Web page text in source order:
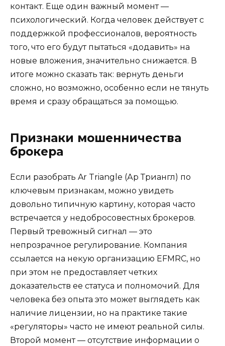
контакт. Еще один важный момент —
психологический. Когда человек действует с
поддержкой профессионалов, вероятность
того, что его будут пытаться «додавить» на
новые вложения, значительно снижается. В
итоге можно сказать так: вернуть деньги
сложно, но возможно, особенно если не тянуть
время и сразу обращаться за помощью.
Признаки мошенничества
брокера
Если разобрать Ar Triangle (Ар Триангл) по
ключевым признакам, можно увидеть
довольно типичную картину, которая часто
встречается у недобросовестных брокеров.
Первый тревожный сигнал — это
непрозрачное регулирование. Компания
ссылается на некую организацию EFMRC, но
при этом не предоставляет четких
доказательств ее статуса и полномочий. Для
человека без опыта это может выглядеть как
наличие лицензии, но на практике такие
«регуляторы» часто не имеют реальной силы.
Второй момент — отсутствие информации о